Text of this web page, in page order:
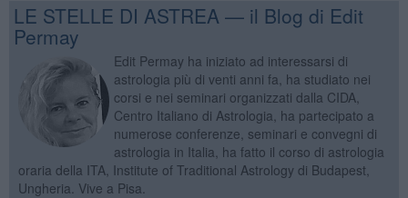
LE STELLE DI ASTREA — il Blog di Edit
Permay
Edit Permay ha iniziato ad interessarsi di
astrologia più di venti anni fa, ha studiato nei
corsi e nei seminari organizzati dalla CIDA,
Centro Italiano di Astrologia, ha partecipato a
numerose conferenze, seminari e convegni di
astrologia in Italia, ha fatto il corso di astrologia
oraria della ITA, Institute of Traditional Astrology di Budapest,
Ungheria. Vive a Pisa.